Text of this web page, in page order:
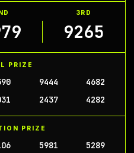
3RD
9265
PRIZE
9444
4682
2437 4282
PRIZE
5981
5289